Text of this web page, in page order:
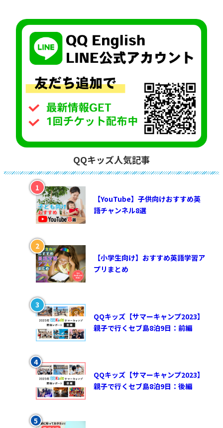
QQキッズ人気記事
【YouTube】子供向けおすすめ英
語チャンネル8選
【小学生向け】おすすめ英語学習ア
プリまとめ
QQキッズ【サマーキャンプ2023】
親子で行くセブ島8泊9日：前編
QQキッズ【サマーキャンプ2023】
親子で行くセブ島8泊9日：後編